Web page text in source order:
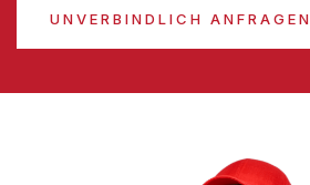
UNVERBINDLICH ANFRAGEN